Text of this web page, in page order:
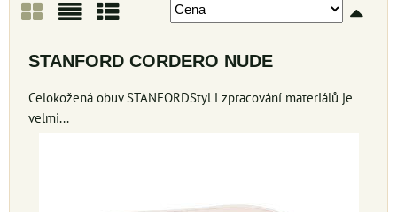
Mřížka
STANFORD CORDERO NUDE
Celokožená obuv STANFORDStyl i zpracování materiálů je
velmi...